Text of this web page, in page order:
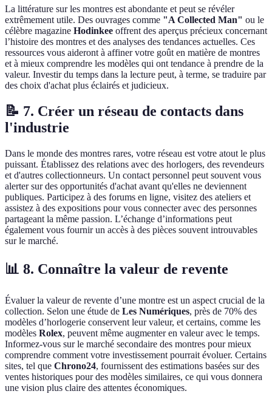
La littérature sur les montres est abondante et peut se révéler
extrêmement utile. Des ouvrages comme "A Collected Man" ou le
célèbre magazine Hodinkee offrent des aperçus précieux concernant
l’histoire des montres et des analyses des tendances actuelles. Ces
ressources vous aideront à affiner votre goût en matière de montres
et à mieux comprendre les modèles qui ont tendance à prendre de la
valeur. Investir du temps dans la lecture peut, à terme, se traduire par
des choix d'achat plus éclairés et judicieux.
📝 7. Créer un réseau de contacts dans
l'industrie
Dans le monde des montres rares, votre réseau est votre atout le plus
puissant. Établissez des relations avec des horlogers, des revendeurs
et d'autres collectionneurs. Un contact personnel peut souvent vous
alerter sur des opportunités d'achat avant qu'elles ne deviennent
publiques. Participez à des forums en ligne, visitez des ateliers et
assistez à des expositions pour vous connecter avec des personnes
partageant la même passion. L’échange d’informations peut
également vous fournir un accès à des pièces souvent introuvables
sur le marché.
📊 8. Connaître la valeur de revente
Évaluer la valeur de revente d’une montre est un aspect crucial de la
collection. Selon une étude de Les Numériques, près de 70% des
modèles d’horlogerie conservent leur valeur, et certains, comme les
modèles Rolex, peuvent même augmenter en valeur avec le temps.
Informez-vous sur le marché secondaire des montres pour mieux
comprendre comment votre investissement pourrait évoluer. Certains
sites, tel que Chrono24, fournissent des estimations basées sur des
ventes historiques pour des modèles similaires, ce qui vous donnera
une vision plus claire des attentes économiques.